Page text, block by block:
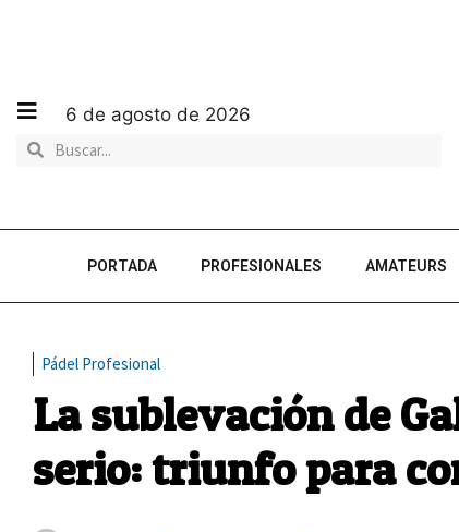
6 de agosto de 2026
PORTADA PROFESIONALES AMATEURS
Pádel Profesional
La sublevación de
serio: triunfo para